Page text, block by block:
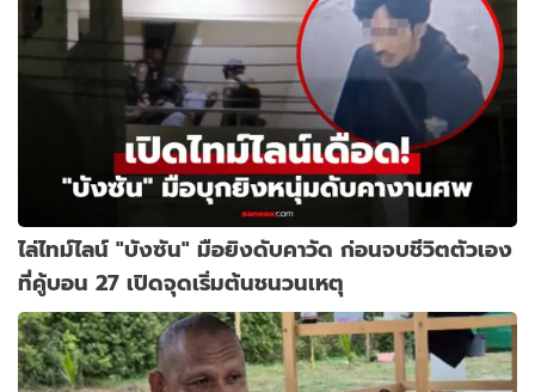
ไล่ไทม์ไลน์ "บังซัน" มือยิงดับคาวัด ก่อนจบชีวิตตัวเอง
ที่คู้บอน 27 เปิดจุดเริ่มต้นชนวนเหตุ